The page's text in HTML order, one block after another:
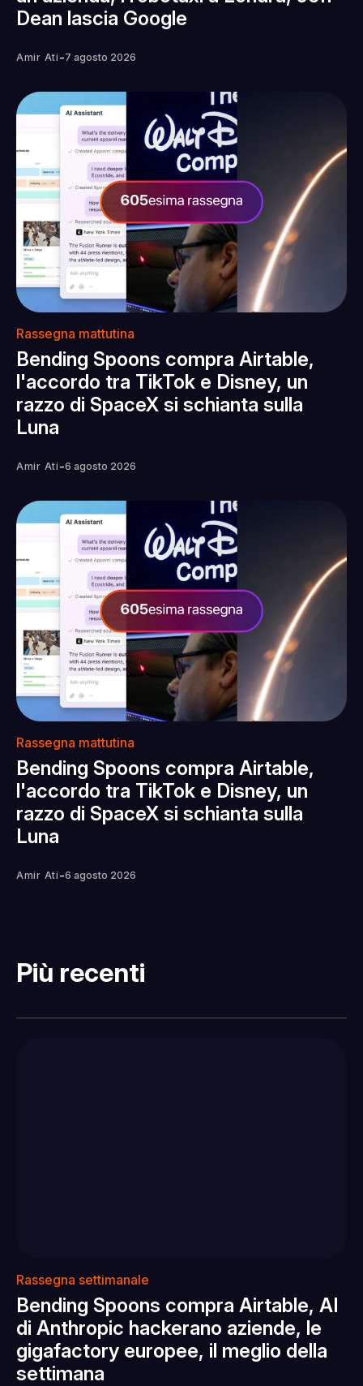
Dean lascia Google
Amir Ati -7 agosto 2026
Rassegna mattutina
Bending Spoons compra Airtable,
l'accordo tra TikTok e Disney, un
razzo di SpaceX si schianta sulla
Luna
Amir Ati -6 agosto 2026
Rassegna mattutina
Bending Spoons compra Airtable,
l'accordo tra TikTok e Disney, un
razzo di SpaceX si schianta sulla
Luna
Amir Ati -6 agosto 2026
Più recenti
Rassegna settimanale
Bending Spoons compra Airtable, AI
di Anthropic hackerano aziende, le
gigafactory europee, il meglio della
settimana